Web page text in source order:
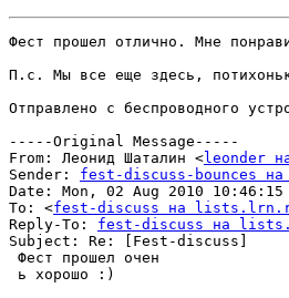
Фест прошел отлично. Мне
П.с. Мы все еще здесь,
Отправлено с беспроводного
-----Original Message-----
From: Леонид Шаталин <leonder
Sender: fest-discuss-bounces
Date: Mon, 02 Aug 2010 10:46:15
To: <fest-discuss на
Reply-To: fest-discuss на
Subject: Re: [Fest-discuss]
Фест прошел очен
ь хорошо :)